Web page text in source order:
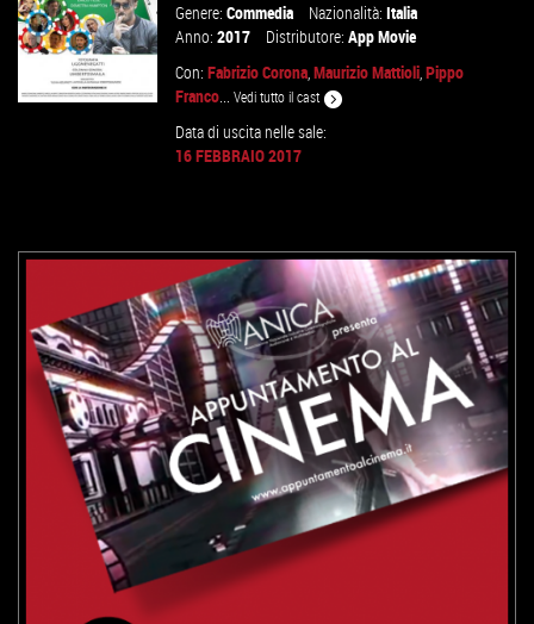
VAI ALLA SCHEDA
Genere:Commedia Nazionalità:Italia
Anno:2017 Distributore:App Movie
Con:Fabrizio Corona,Maurizio Mattioli,Pippo
Franco...Vedi tutto il cast
Data di uscita nelle sale:
16 FEBBRAIO 2017